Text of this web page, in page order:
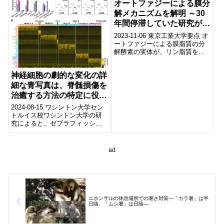
神経細胞の劇的な変化の詳
細な青写真は、脊髄損傷を
治癒する方法の特定に役立
つ可能性がある(Detailed
blueprint of nerve cells’
dramatic changes could
help identify ways to heal
2024-08-15 ワシントン大学セン
トルイス校ワシントン大学の研
究によると、ゼブラフィッシュ
は切断された脊髄を完全に再生
オートファジーによる膜分
解メカニズムを解明 ～30
年間停滞していた研究が進
展し脂質分解や代謝の理解
に貢献～
2023-11-06 東京工業大学要点 オ
ートファジーによる膜脂質の分
解酵素の実体が、リン脂質を加
ad
ニホンザルの休息場所での暑さ対策―「カラ暑」は半
日陰、「ムシ暑」は日陰―